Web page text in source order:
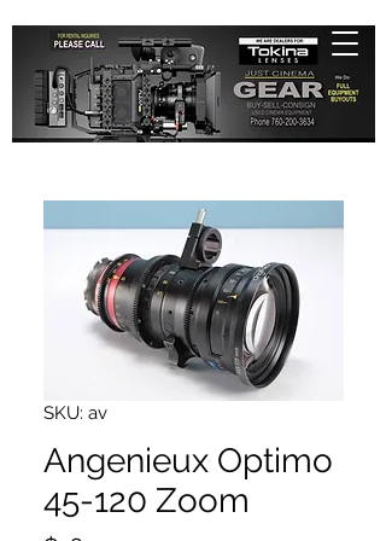
SKU: av
Angenieux Optimo
45-120 Zoom